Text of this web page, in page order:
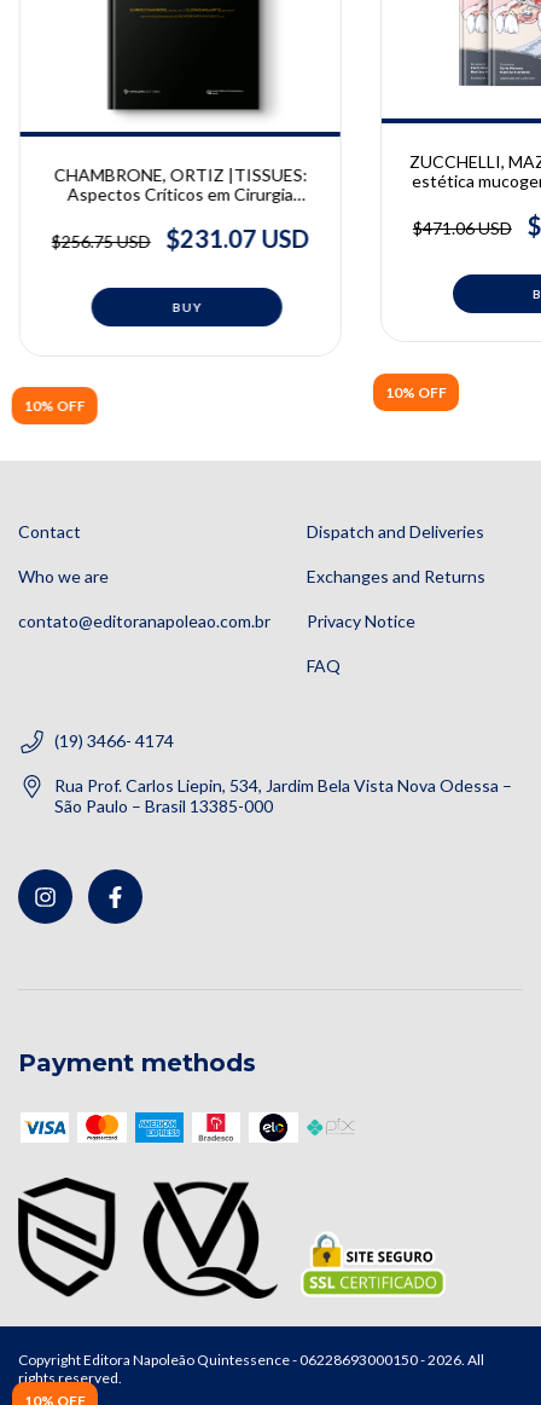
10% OFF
10% OFF
CHAMBRONE, ORTIZ |TISSUES:
Aspectos Críticos em Cirurgia
e Relacionada com Implantes |
Leandro Chambrone, Gustavo Avila
$256.75 USD $231.07 USD
10% OFF
ZUCCHELLI,
estética
&
$471.06 USD
Contact
Who we are
contato@editoranapoleao.com.br
Dispatch and Deliveries
Exchanges and Returns
Privacy Notice
FAQ
(19) 3466- 4174
Rua Prof. Carlos Liepin, 534, Jardim Bela Vista Nova Odessa –
São Paulo – Brasil 13385-000
Payment methods
Copyright Editora Napoleão Quintessence - 06228693000150 - 2026. All
rights reserved.